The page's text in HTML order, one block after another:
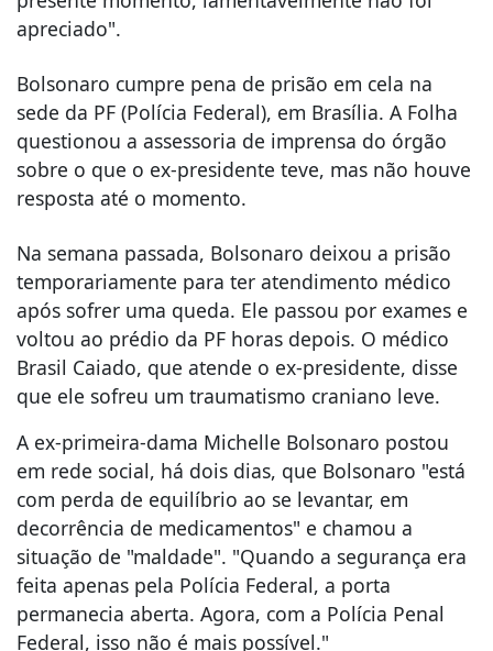
apreciado".
Bolsonaro cumpre pena de prisão em cela na
sede da PF (Polícia Federal), em Brasília. A Folha
questionou a assessoria de imprensa do órgão
sobre o que o ex-presidente teve, mas não houve
resposta até o momento.
Na semana passada, Bolsonaro deixou a prisão
temporariamente para ter atendimento médico
após sofrer uma queda. Ele passou por exames e
voltou ao prédio da PF horas depois. O médico
Brasil Caiado, que atende o ex-presidente, disse
que ele sofreu um traumatismo craniano leve.
A ex-primeira-dama Michelle Bolsonaro postou
em rede social, há dois dias, que Bolsonaro "está
com perda de equilíbrio ao se levantar, em
decorrência de medicamentos" e chamou a
situação de "maldade". "Quando a segurança era
feita apenas pela Polícia Federal, a porta
permanecia aberta. Agora, com a Polícia Penal
Federal, isso não é mais possível."